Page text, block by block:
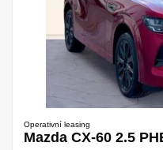
Operativní leasing
Mazda CX-60 2.5